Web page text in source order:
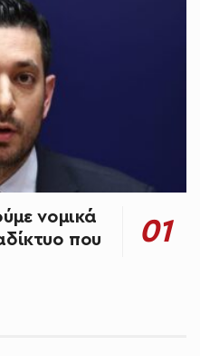
νομικά
που